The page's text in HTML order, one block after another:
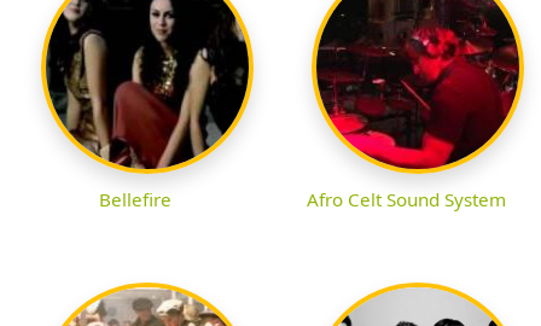
Bellefire Afro Celt Sound System